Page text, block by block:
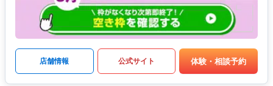
店舗情報 公式サイト 体験・相談予約